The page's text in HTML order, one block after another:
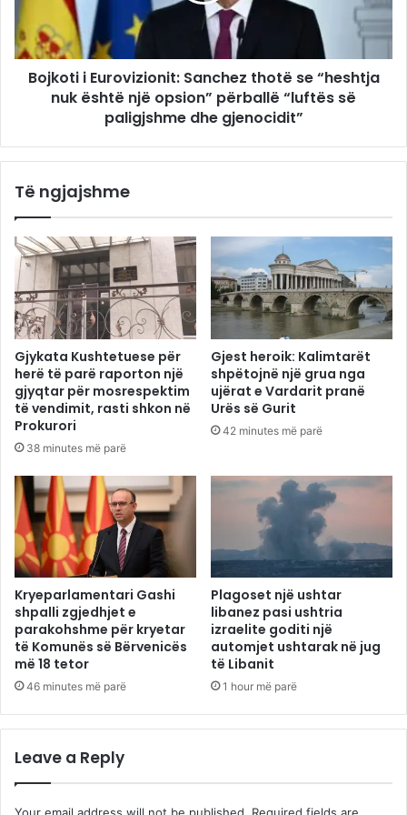
Bojkoti i Eurovizionit: Sanchez thotë se “heshtja
nuk është një opsion” përballë “luftës së
paligjshme dhe gjenocidit”
Të ngjajshme
Gjykata Kushtetuese për
herë të parë raporton një
gjyqtar për mosrespektim
të vendimit, rasti shkon në
Prokurori
38 minutes më parë
Gjest heroik: Kalimtarët
shpëtojnë një grua nga
ujërat e Vardarit pranë
Urës së Gurit
42 minutes më parë
Kryeparlamentari Gashi
shpalli zgjedhjet e
parakohshme për kryetar
të Komunës së Bërvenicës
më 18 tetor
46 minutes më parë
Plagoset një ushtar
libanez pasi ushtria
izraelite goditi një
automjet ushtarak në jug
të Libanit
1 hour më parë
Leave a Reply